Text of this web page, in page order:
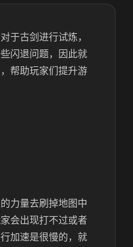
于古剑进行试炼，
闪退问题，因此就
帮助玩家们提升游
力量去刷掉地图中
会出现打不过或者
加速是很慢的，就